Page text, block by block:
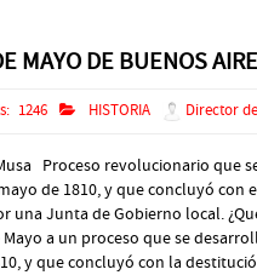
MAYO DE BUENOS
1246 HISTORIA Director
Proceso revolucionario que
de 1810, y que concluyó con
una Junta de Gobierno local.
a un proceso que se
y que concluyó con la